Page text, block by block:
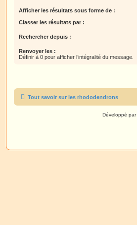
Afficher les résultats sous forme de :
Classer les résultats par :
Rechercher depuis :
Renvoyer les :
Définir à 0 pour afficher l’intégralité du message.
Tout savoir sur les rhododendrons
Développé par